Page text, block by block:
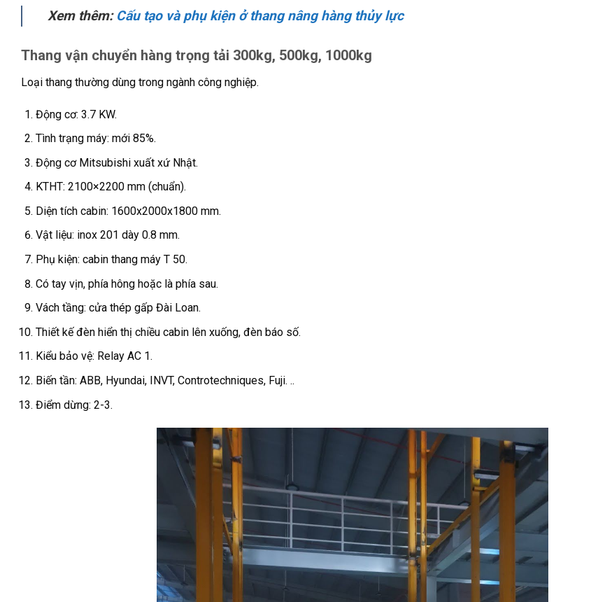
Xem thêm: Cấu tạo và phụ kiện ở thang nâng hàng thủy lực
Thang vận chuyển hàng trọng tải 300kg, 500kg, 1000kg
Loại thang thường dùng trong ngành công nghiệp.
Động cơ: 3.7 KW.
Tình trạng máy: mới 85%.
Động cơ Mitsubishi xuất xứ Nhật.
KTHT: 2100×2200 mm (chuẩn).
Diện tích cabin: 1600x2000x1800 mm.
Vật liệu: inox 201 dày 0.8 mm.
Phụ kiện: cabin thang máy T 50.
Có tay vịn, phía hông hoặc là phía sau.
Vách tầng: cửa thép gấp Đài Loan.
Thiết kế đèn hiển thị chiều cabin lên xuống, đèn báo số.
Kiểu bảo vệ: Relay AC 1.
Biến tần: ABB, Hyundai, INVT, Controtechniques, Fuji. ..
Điểm dừng: 2-3.